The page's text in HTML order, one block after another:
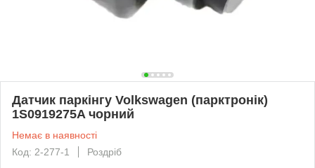
Датчик паркінгу Volkswagen (парктронік)
1S0919275A чорний
Немає в наявності
Код: 2-277-1
Роздріб